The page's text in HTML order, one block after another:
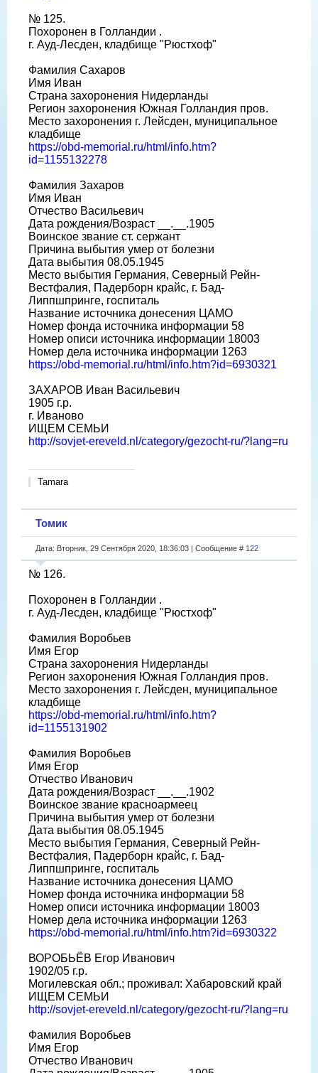
№ 125.
Похоронен в Голландии .
г. Ауд-Лесден, кладбище "Рюстхоф"
Фамилия Сахаров
Имя Иван
Страна захоронения Нидерланды
Регион захоронения Южная Голландия пров.
Место захоронения г. Лейсден, муниципальное
кладбище
https://obd-memorial.ru/html/info.htm?
id=1155132278
Фамилия Захаров
Имя Иван
Отчество Васильевич
Дата рождения/Возраст __.__.1905
Воинское звание ст. сержант
Причина выбытия умер от болезни
Дата выбытия 08.05.1945
Место выбытия Германия, Северный Рейн-
Вестфалия, Падерборн крайс, г. Бад-
Липпшпринге, госпиталь
Название источника донесения ЦАМО
Номер фонда источника информации 58
Номер описи источника информации 18003
Номер дела источника информации 1263
https://obd-memorial.ru/html/info.htm?id=6930321
ЗАХАРОВ Иван Васильевич
1905 г.р.
г. Иваново
ИЩЕМ СЕМЬИ
http://sovjet-ereveld.nl/category/gezocht-ru/?lang=ru
Tamara
Томик
Дата: Вторник, 29 Сентября 2020, 18:36:03 | Сообщение # 122
№ 126.
Похоронен в Голландии .
г. Ауд-Лесден, кладбище "Рюстхоф"
Фамилия Воробьев
Имя Егор
Страна захоронения Нидерланды
Регион захоронения Южная Голландия пров.
Место захоронения г. Лейсден, муниципальное
кладбище
https://obd-memorial.ru/html/info.htm?
id=1155131902
Фамилия Воробьев
Имя Егор
Отчество Иванович
Дата рождения/Возраст __.__.1902
Воинское звание красноармеец
Причина выбытия умер от болезни
Дата выбытия 08.05.1945
Место выбытия Германия, Северный Рейн-
Вестфалия, Падерборн крайс, г. Бад-
Липпшпринге, госпиталь
Название источника донесения ЦАМО
Номер фонда источника информации 58
Номер описи источника информации 18003
Номер дела источника информации 1263
https://obd-memorial.ru/html/info.htm?id=6930322
ВОРОБЬЁВ Егор Иванович
1902/05 г.р.
Могилевская обл.; проживал: Хабаровский край
ИЩЕМ СЕМЬИ
http://sovjet-ereveld.nl/category/gezocht-ru/?lang=ru
Фамилия Воробьев
Имя Егор
Отчество Иванович